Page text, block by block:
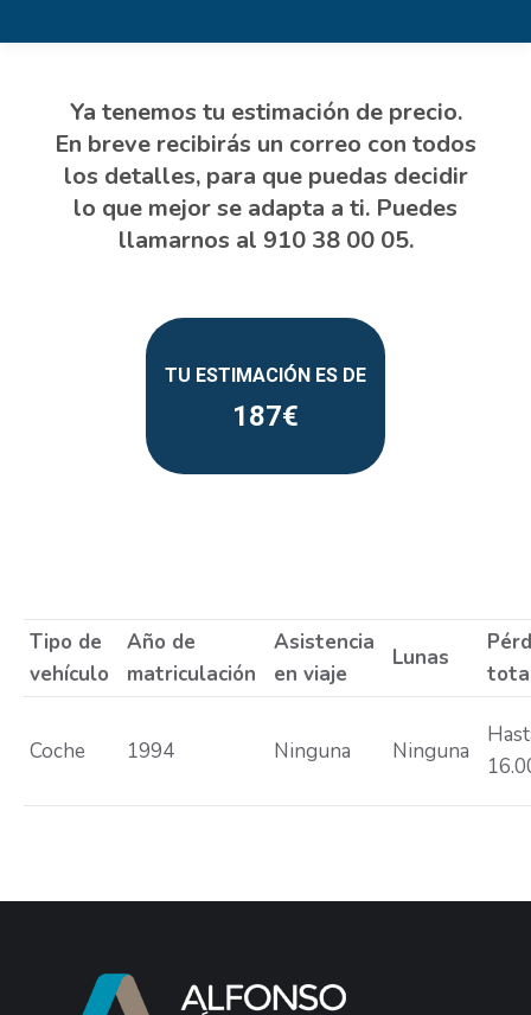
187
Tipo de
vehículo
Año de
matriculación
Asistencia
en viaje
Lunas
Coche 1994 Ninguna Ninguna